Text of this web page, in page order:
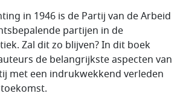
in 1946 is de Partij van de Arbeid
partijen in de
Zal dit zo blijven? In dit boek
de belangrijkste aspecten van
met een indrukwekkend verleden